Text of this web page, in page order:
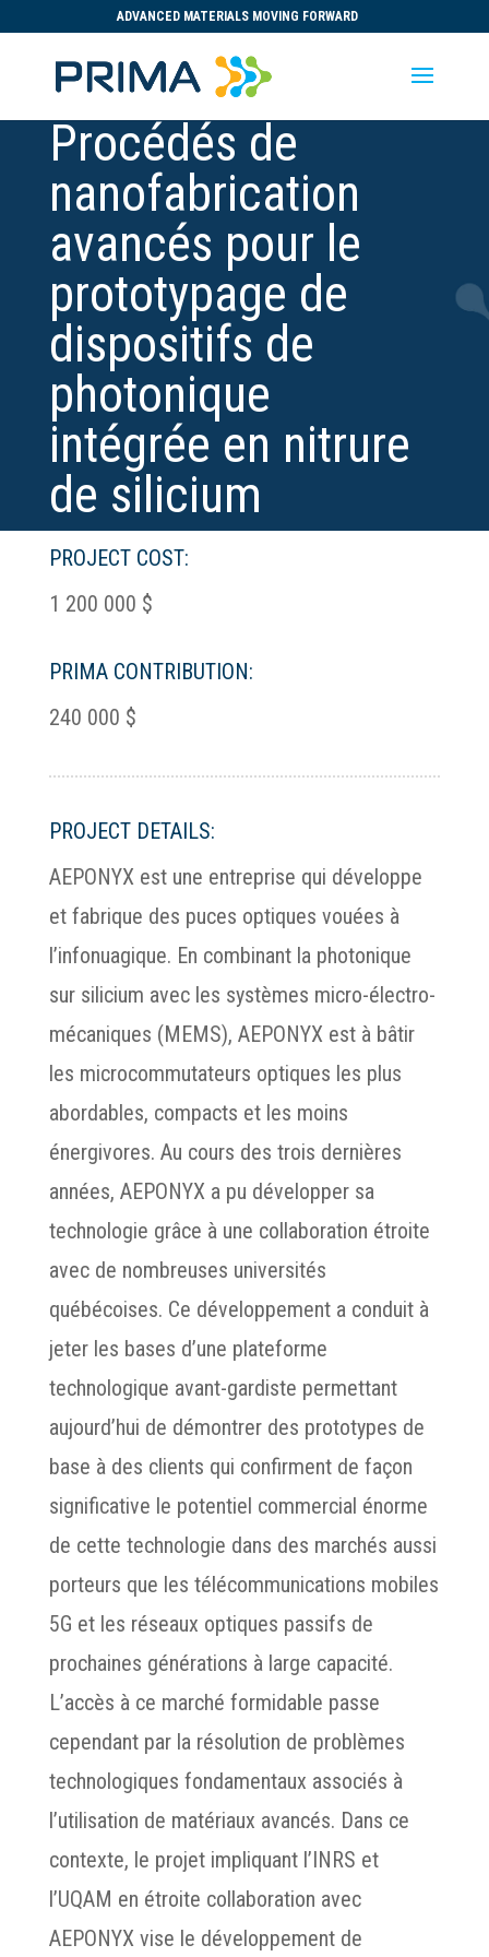
ADVANCED MATERIALS MOVING FORWARD
Procédés de
nanofabrication
avancés pour le
prototypage de
dispositifs de
photonique
intégrée en nitrure
de silicium
PROJECT COST:
1 200 000 $
PRIMA CONTRIBUTION:
240 000 $
PROJECT DETAILS:
AEPONYX est une entreprise qui développe
et fabrique des puces optiques vouées à
l’infonuagique. En combinant la photonique
sur silicium avec les systèmes micro-électro-
mécaniques (MEMS), AEPONYX est à bâtir
les microcommutateurs optiques les plus
abordables, compacts et les moins
énergivores. Au cours des trois dernières
années, AEPONYX a pu développer sa
technologie grâce à une collaboration étroite
avec de nombreuses universités
québécoises. Ce développement a conduit à
jeter les bases d’une plateforme
technologique avant-gardiste permettant
aujourd’hui de démontrer des prototypes de
base à des clients qui confirment de façon
significative le potentiel commercial énorme
de cette technologie dans des marchés aussi
porteurs que les télécommunications mobiles
5G et les réseaux optiques passifs de
prochaines générations à large capacité.
L’accès à ce marché formidable passe
cependant par la résolution de problèmes
technologiques fondamentaux associés à
l’utilisation de matériaux avancés. Dans ce
contexte, le projet impliquant l’INRS et
l’UQAM en étroite collaboration avec
AEPONYX vise le développement de